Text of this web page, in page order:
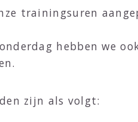
trainingsuren
hebben we
zijn als volgt: